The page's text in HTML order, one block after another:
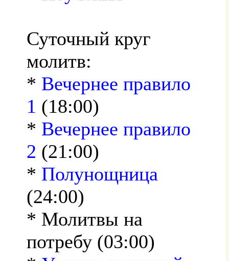
Суточный круг
молитв:
* Вечернее правило
1 (18:00)
* Вечернее правило
2 (21:00)
* Полунощница
(24:00)
* Молитвы на
потребу (03:00)